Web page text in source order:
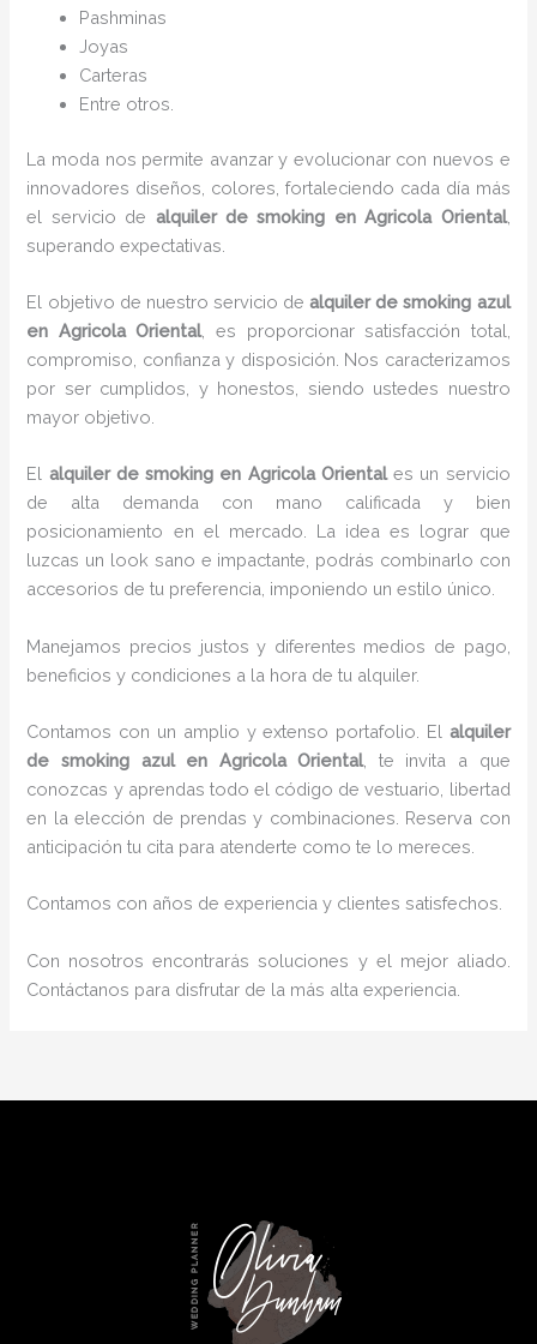
Pashminas
Joyas
Carteras
Entre otros.
La moda nos permite avanzar y evolucionar con nuevos e
innovadores diseños, colores, fortaleciendo cada día más
el servicio de alquiler de smoking en Agricola Oriental,
superando expectativas.
El objetivo de nuestro servicio dealquiler de smoking azul
en Agricola Oriental, es proporcionar satisfacción total,
compromiso, confianza y disposición. Nos caracterizamos
por ser cumplidos, y honestos, siendo ustedes nuestro
mayor objetivo.
El alquiler de smoking en Agricola Orientales un servicio
de alta demanda con mano calificada y bien
posicionamiento en el mercado. La idea es lograr que
luzcas un look sano e impactante, podrás combinarlo con
accesorios de tu preferencia, imponiendo un estilo único.
Manejamos precios justos y diferentes medios de pago,
beneficios y condiciones a la hora de tu alquiler.
Contamos con un amplio y extenso portafolio. El alquiler
de smoking azul en Agricola Oriental, te invita a que
conozcas y aprendas todo el código de vestuario, libertad
en la elección de prendas y combinaciones. Reserva con
anticipación tu cita para atenderte como te lo mereces.
Contamos con años de experiencia y clientes satisfechos.
Con nosotros encontrarás soluciones y el mejor aliado.
Contáctanos para disfrutar de la más alta experiencia.